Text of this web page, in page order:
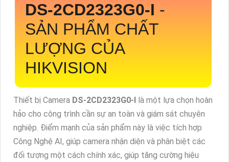
DS-2CD2323G0-I -
SẢN PHẨM CHẤT
LƯỢNG CỦA
HIKVISION
Thiết bị Camera DS-2CD2323G0-I là một lựa chọn hoàn
hảo cho công trình cần sự an toàn và giám sát chuyên
nghiệp. Điểm mạnh của sản phẩm này là việc tích hợp
Công Nghệ AI, giúp camera nhận diện và phân biệt các
đối tượng một cách chính xác, giúp tăng cường hiệu